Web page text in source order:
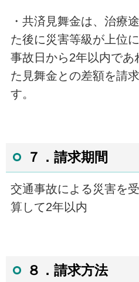
・共済見舞金は、治療
た後に災害等級が上位
事故日から2年以内であ
た見舞金との差額を請
す。
７．請求期間
交通事故による災害を
算して2年以内
８．請求方法